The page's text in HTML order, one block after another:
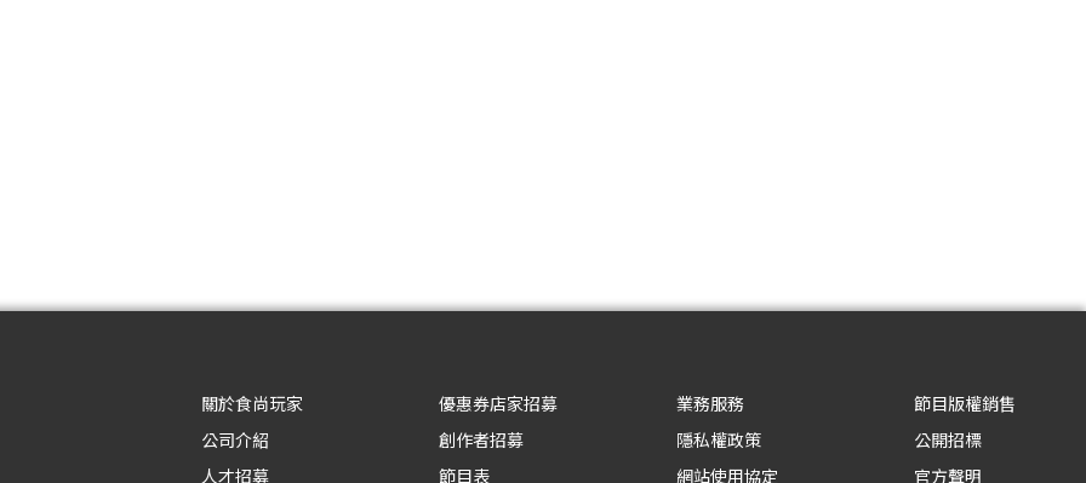
關於食尚玩家
公司介紹
人才招募
優惠券店家招募
創作者招募
節目表
業務服務
隱私權政策
網站使用協定
節目版權銷售
公開招標
官方聲明